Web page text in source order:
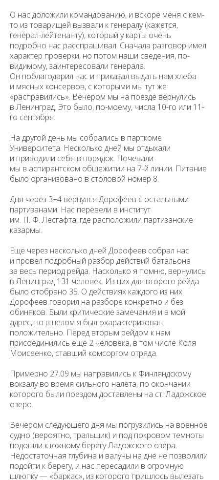
О нас доложили командованию, и вскоре меня с кем-
то из товарищей вызвали к генералу (кажется,
генерал-лейтенанту), который у карты очень
подробно нас расспрашивал. Сначала разговор имел
характер проверки, но потом наши сведения, по-
видимому, заинтересовали генерала.
Он поблагодарил нас и приказал выдать нам хлеба
и мясных консервов, с которыми мы тут же
«расправились». Вечером мы на поезде вернулись
в Ленинград. Это было, по-моему, числа 10-го или 11-
го сентября.
На другой день мы собрались в парткоме
Университета. Несколько дней мы отдыхали
и приводили себя в порядок. Ночевали
мы в аспирантском общежитии на 7-й линии. Питание
было организовано в столовой номер 8.
Дня через 3−4 вернулся Дорофеев с остальными
партизанами. Нас перевели в институт
им. П. Ф. Лесгафта, где расположили партизанские
казармы.
Ещё через несколько дней Дорофеев собрал нас
и провёл подробный разбор действий батальона
за весь период рейда. Насколько я помню, вернулись
в Ленинград 131 человек. Из них для второго рейда
было отобрано 35. О действиях каждого из них
Дорофеев говорил на разборе конкретно и без
обиняков. Были критические замечания и в мой
адрес, но в целом я был охарактеризован
положительно. Перед вторым рейдом к нам
присоединились ещё 2 человека, в том числе Коля
Моисеенко, ставший комсоргом отряда.
Примерно 27.09 мы направились к Финляндскому
вокзалу во время сильного налёта, по окончании
которого были поездом доставлены на ст. Ладожское
озеро.
Вечером следующего дня мы погрузились на военное
судно (вероятно, тральщик) и под покровом темноты
подошли к южному берегу Ладожского озера.
Недостаточная глубина и валуны на дне не позволили
подойти к берегу, и нас пересадили в огромную
шлюпку — «баркас», из которого пришлось вылезать